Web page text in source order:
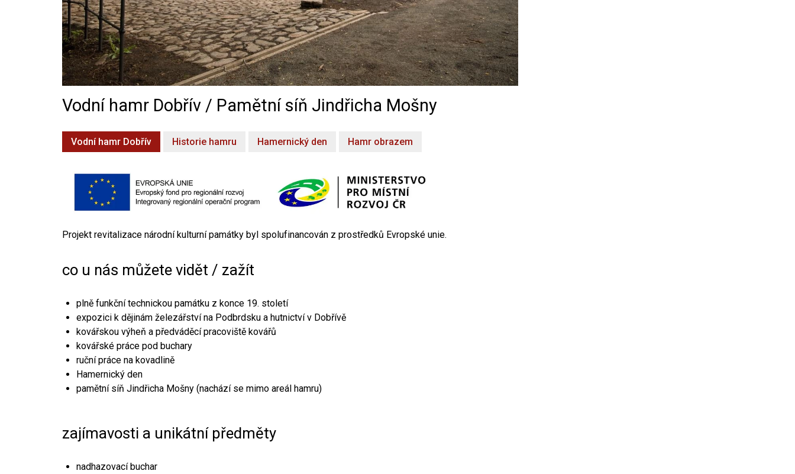
Vodní hamr Dobřív / Pamětní síň Jindřicha Mošny
Vodní hamr Dobřív Historie hamru Hamernický den Hamr obrazem
Projekt revitalizace národní kulturní památky byl spolufinancován z prostředků Evropské unie.
co u nás můžete vidět / zažít
plně funkční technickou památku z konce 19. století
expozici k dějinám železářství na Podbrdsku a hutnictví v Dobřívě
kovářskou výheň a předváděcí pracoviště kovářů
kovářské práce pod buchary
ruční práce na kovadlině
Hamernický den
pamětní síň Jindřicha Mošny (nachází se mimo areál hamru)
zajímavosti a unikátní předměty
nadhazovací buchar